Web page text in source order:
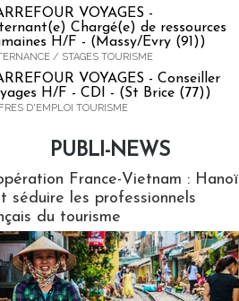
VOYAGES -
Chargé(e) de ressources
H/F - (Massy/Evry (91))
/ STAGES TOURISME
VOYAGES - Conseiller
H/F - CDI - (St Brice (77))
D'EMPLOI TOURISME
PUBLI-NEWS
France-Vietnam : Hanoï
séduire les professionnels
du tourisme